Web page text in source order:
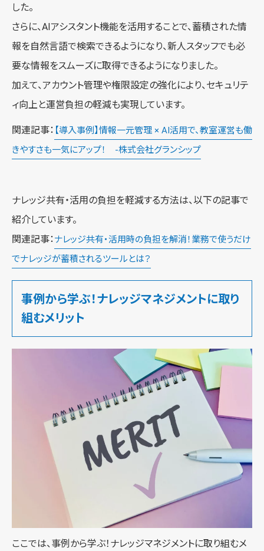
した。
さらに、AIアシスタント機能を活用することで、蓄積された情
報を自然言語で検索できるようになり、新人スタッフでも必
要な情報をスムーズに取得できるようになりました。
加えて、アカウント管理や権限設定の強化により、セキュリテ
ィ向上と運営負担の軽減も実現しています。
関連記事： 【導入事例】情報一元管理 × AI活用で、教室運営も働
きやすさも一気にアップ！ -株式会社グランシップ
ナレッジ共有・活用の負担を軽減する方法は、以下の記事で
紹介しています。
関連記事： ナレッジ共有・活用時の負担を解消！業務で使うだけ
でナレッジが蓄積されるツールとは？
事例から学ぶ！ナレッジマネジメントに取り
組むメリット
ここでは、事例から学ぶ！ナレッジマネジメントに取り組むメ